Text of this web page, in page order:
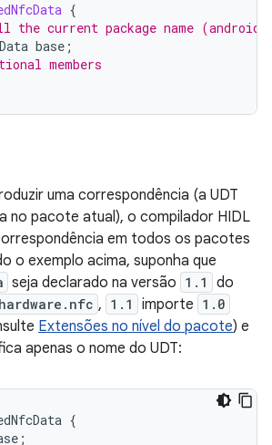
{
current package name
base ;
members
uma correspondência (a UDT
no pacote atual), o compilador HIDL
em todos os pacotes
o exemplo acima, suponha que
seja declarado na versão 1.1
do
, 1.1 importe 1.0
Extensões no nível do pacote) e
apenas o nome do UDT:
{